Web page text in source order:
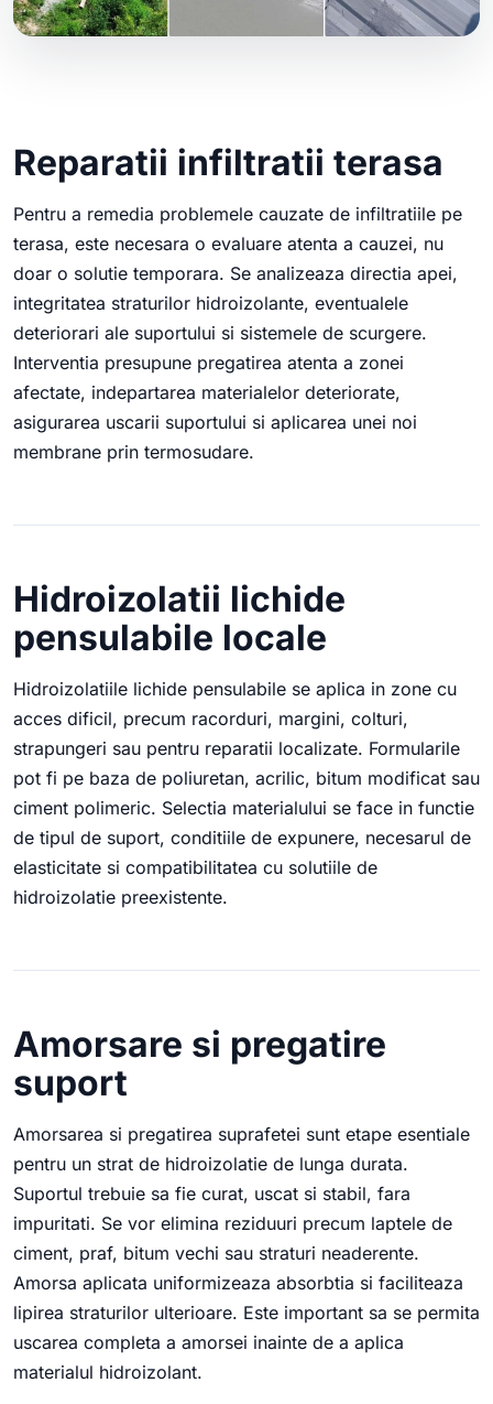
Reparatii infiltratii terasa
Pentru a remedia problemele cauzate de infiltratiile pe
terasa, este necesara o evaluare atenta a cauzei, nu
doar o solutie temporara. Se analizeaza directia apei,
integritatea straturilor hidroizolante, eventualele
deteriorari ale suportului si sistemele de scurgere.
Interventia presupune pregatirea atenta a zonei
afectate, indepartarea materialelor deteriorate,
asigurarea uscarii suportului si aplicarea unei noi
membrane prin termosudare.
Hidroizolatii lichide
pensulabile locale
Hidroizolatiile lichide pensulabile se aplica in zone cu
acces dificil, precum racorduri, margini, colturi,
strapungeri sau pentru reparatii localizate. Formularile
pot fi pe baza de poliuretan, acrilic, bitum modificat sau
ciment polimeric. Selectia materialului se face in functie
de tipul de suport, conditiile de expunere, necesarul de
elasticitate si compatibilitatea cu solutiile de
hidroizolatie preexistente.
Amorsare si pregatire
suport
Amorsarea si pregatirea suprafetei sunt etape esentiale
pentru un strat de hidroizolatie de lunga durata.
Suportul trebuie sa fie curat, uscat si stabil, fara
impuritati. Se vor elimina reziduuri precum laptele de
ciment, praf, bitum vechi sau straturi neaderente.
Amorsa aplicata uniformizeaza absorbtia si faciliteaza
lipirea straturilor ulterioare. Este important sa se permita
uscarea completa a amorsei inainte de a aplica
materialul hidroizolant.